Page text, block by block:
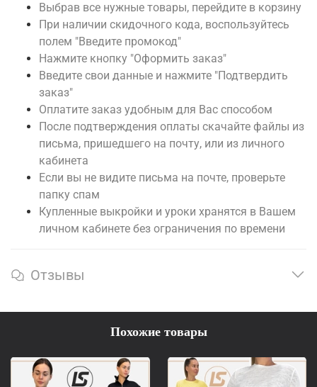
Выбрав все нужные товары, перейдите в корзину
При наличии скидочного кода, воспользуйтесь
полем "Введите промокод"
Нажмите кнопку "Оформить заказ"
Введите свои данные и нажмите "Подтвердить
заказ"
Оплатите заказ удобным для Вас способом
После подтверждения оплаты скачайте файлы из
письма, пришедшего на почту, или из личного
кабинета
Если вы не видите письма на почте, проверьте
папку спам
Купленные выкройки и уроки хранятся в Вашем
личном кабинете без ограничения по времени
Отзывы
Похожие товары